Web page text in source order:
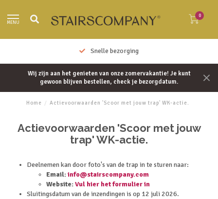
MENU
0
Snelle bezorging
Wij zijn aan het genieten van onze zomervakantie! Je kunt
gewoon blijven bestellen, check je bezorgdatum.
Home / Actievoorwaarden 'Scoor met jouw trap' WK-actie.
Actievoorwaarden 'Scoor met jouw
trap' WK-actie.
Deelnemen kan door foto's van de trap in te sturen naar:
Email:info@stairscompany.com
Website:Vul hier het formulier in
Sluitingsdatum van de inzendingen is op 12 juli 2026.